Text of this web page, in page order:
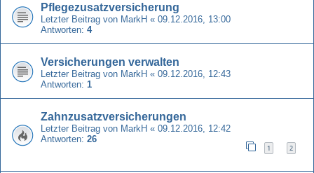
Pflegezusatzversicherung
Letzter Beitrag von MarkH « 09.12.2016, 13:00
Antworten: 4
Versicherungen verwalten
Letzter Beitrag von MarkH « 09.12.2016, 12:43
Antworten: 1
Zahnzusatzversicherungen
Letzter Beitrag von MarkH « 09.12.2016, 12:42
Antworten: 26
1 2